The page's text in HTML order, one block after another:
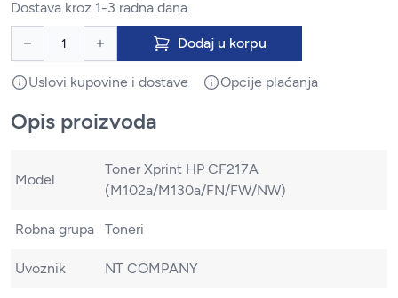
Dostava kroz 1-3 radna dana.
Dodaj u korpu
Uslovi kupovine i dostave Opcije plaćanja
Opis proizvoda
Model
Toner Xprint HP CF217A
(M102a/M130a/FN/FW/NW)
Robna grupa Toneri
Uvoznik NT COMPANY